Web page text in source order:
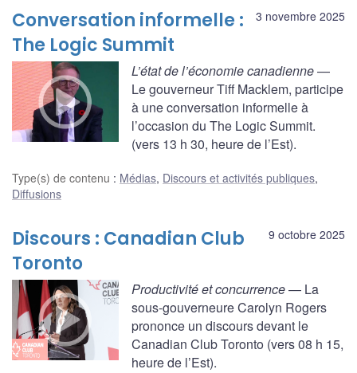
3 novembre 2025
Conversation informelle :
The Logic Summit
L’état de l’économie canadienne—
Le gouverneur Tiff Macklem, participe
à une conversation informelle à
l’occasion du The Logic Summit.
(vers 13 h 30, heure de l’Est).
Type(s) de contenu : Médias, Discours et activités publiques,
Diffusions
9 octobre 2025
Discours : Canadian Club
Toronto
Productivité et concurrence— La
sous-gouverneure Carolyn Rogers
prononce un discours devant le
Canadian Club Toronto (vers 08 h 15,
heure de l’Est).